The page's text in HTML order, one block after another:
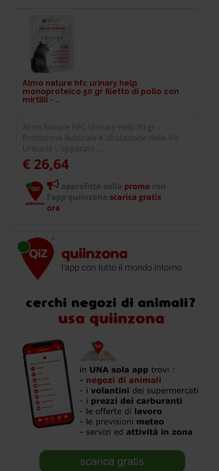
Almo nature hfc urinary help
monoproteico 50 gr filetto di pollo con
mirtilli - ...
Almo Nature HFC Urinary Help 50 gr -
Protezione Naturale e Idratazione delle Vie
Urinarie L'apparato ...
€ 26,64
approfitta della promo con
l'app quiinzona scarica gratis
ora